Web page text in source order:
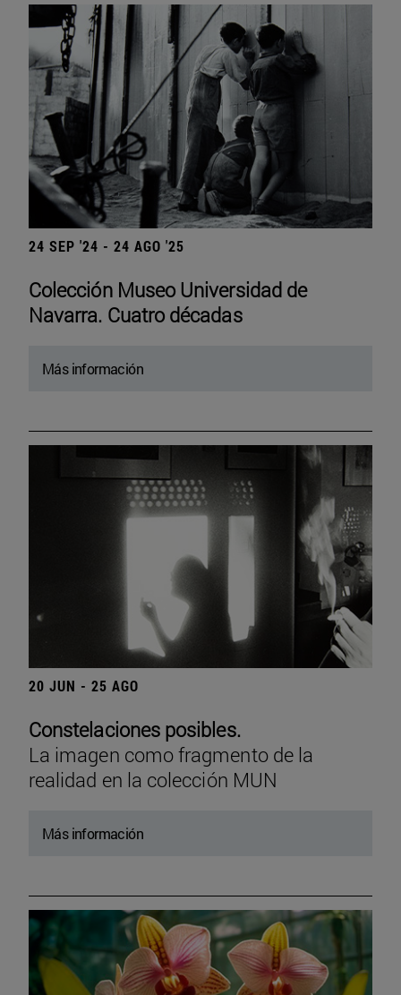
24 SEP '24 - 24 AGO '25
Colección Museo Universidad de
Navarra. Cuatro décadas
Más información
20 JUN - 25 AGO
Constelaciones posibles.
La imagen como fragmento de la
realidad en la colección MUN
Más información